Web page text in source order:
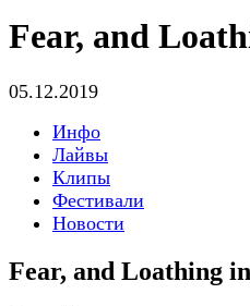
Fear, and
05.12.2019
Инфо
Лайвы
Клипы
Фестивали
Новости
Fear, and Loathing